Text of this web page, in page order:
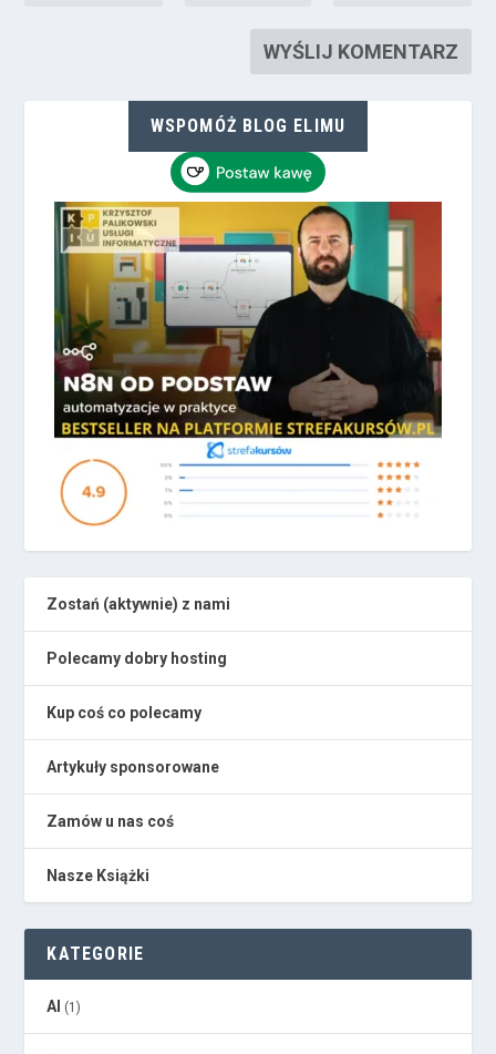
WSPOMÓŻ BLOG ELIMU
Zostań (aktywnie) z nami
Polecamy dobry hosting
Kup coś co polecamy
Artykuły sponsorowane
Zamów u nas coś
Nasze Książki
KATEGORIE
AI (1)